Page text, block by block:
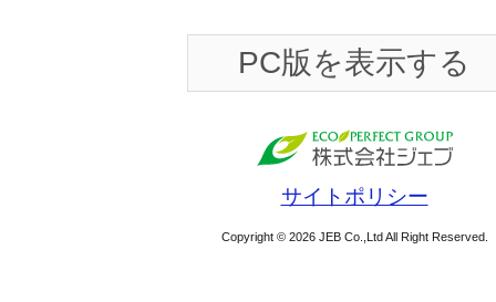
PC版を表示する
サイトポリシー
Copyright © 2026 JEB Co.,Ltd All Right Reserved.